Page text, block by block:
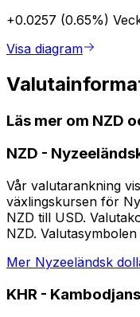
+0.0257 (0.65%)
Visa diagram
Läs mer om NZD
NZD -
Vår valutarankning
växlingskursen för
NZD till USD.
NZD.
Mer Nyzeeländsk
KHR -